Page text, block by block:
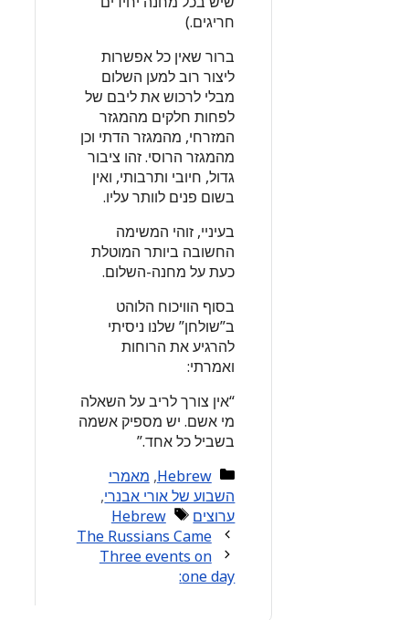
חריגים.)
ברור שאין כל אפשרות
ליצור רוב למען השלום
מבלי לרכוש את ליבם של
לפחות חלקים מהמגזר
המזרחי, מהמגזר הדתי וכן
מהמגזר הרוסי. זהו ציבור
גדול, חיובי ותרבותי, ואין
בשום פנים לוותר עליו.
בעיניי, זוהי המשימה
החשובה ביותר המוטלת
כעת על מחנה-השלום.
בסוף הוויכוח הלוהט
ב”שולחן” שלנו ניסיתי
להרגיע את הרוחות
ואמרתי:
“אין צורך לריב על השאלה
מי אשם. יש מספיק אשמה
בשביל כל אחד.”
Categories
Hebrew
, מאמרי
השבוע של אורי אבנרי,
ערוצים
Tags
Hebrew
The Russians Came
Three events on
one day: